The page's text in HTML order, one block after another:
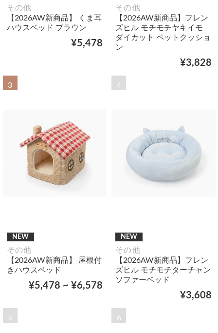
その他
【2026AW新商品】 くま耳
ハウスベッド ブラウン
¥5,478
その他
【2026AW新商品】フレン
ズヒル モチモチヤキイモ
ダイカット ペットクッショ
ン
¥3,828
3
NEW
その他
【2026AW新商品】 屋根付
きハウスベッド
¥5,478 ~ ¥6,578
4
NEW
その他
【2026AW新商品】フレン
ズヒル モチモチターチャン
ソファーベッド
¥3,608
5 6